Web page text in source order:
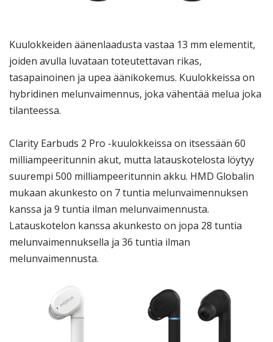
Kuulokkeiden äänenlaadusta vastaa 13 mm elementit,
joiden avulla luvataan toteutettavan rikas,
tasapainoinen ja upea äänikokemus. Kuulokkeissa on
hybridinen melunvaimennus, joka vähentää melua joka
tilanteessa.
Clarity Earbuds 2 Pro -kuulokkeissa on itsessään 60
milliampeeritunnin akut, mutta latauskotelosta löytyy
suurempi 500 milliampeeritunnin akku. HMD Globalin
mukaan akunkesto on 7 tuntia melunvaimennuksen
kanssa ja 9 tuntia ilman melunvaimennusta.
Latauskotelon kanssa akunkesto on jopa 28 tuntia
melunvaimennuksella ja 36 tuntia ilman
melunvaimennusta.